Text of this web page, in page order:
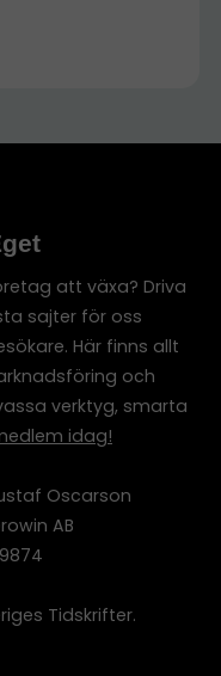
att växa? Driva
sajter för oss
Här finns allt
och
verktyg, smarta
idag!
Oscarson
AB
Tidskrifter.